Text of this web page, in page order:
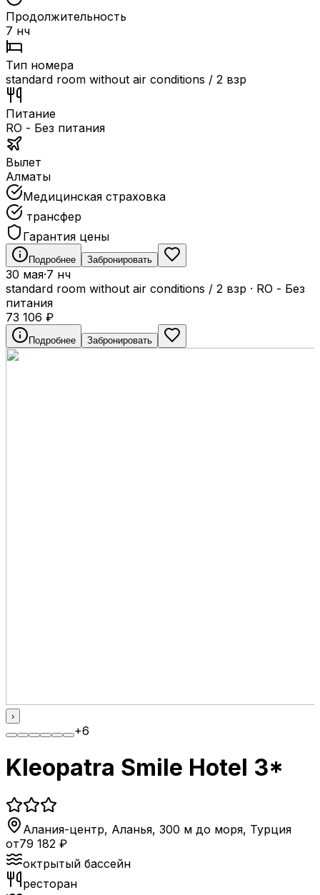
Продолжительность
7 нч
Тип номера
standard room without air conditions / 2 взр
Питание
RO - Без питания
Вылет
Алматы
Медицинская страховка
трансфер
Гарантия цены
Подробнее Забронировать
30 мая·7 нч
standard room without air conditions / 2 взр · RO - Без
питания
73 106 ₽
Подробнее Забронировать
›
+6
Kleopatra Smile Hotel 3*
Алания-центр, Аланья, 300 м до моря, Турция
от79 182 ₽
октрытый бассейн
ресторан